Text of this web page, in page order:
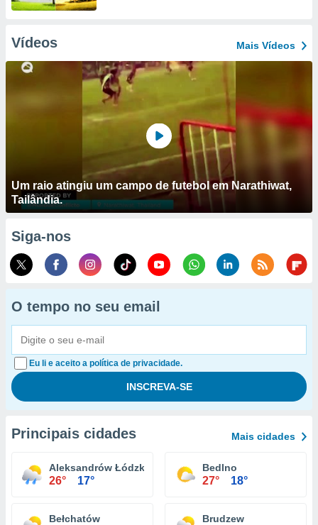
Vídeos Mais Vídeos
Um raio atingiu um campo de futebol em Narathiwat,
Tailândia.
Siga-nos
O tempo no seu email
Eu li e aceito a política de privacidade.
Principais cidades Mais cidades
Aleksandrów Łódzki
26° 17°
Bedlno
27° 18°
Bełchatów Brudzew